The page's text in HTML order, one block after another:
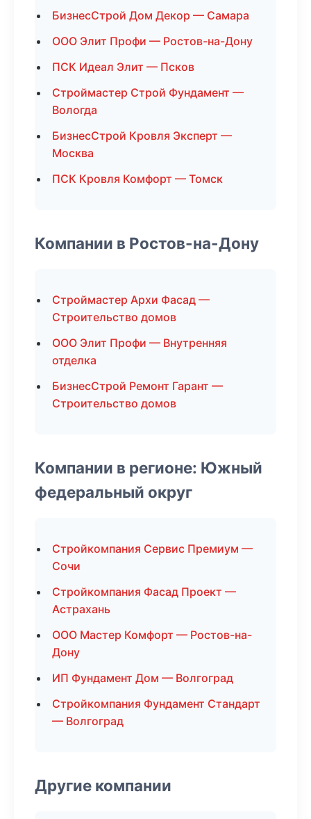
БизнесСтрой Дом Декор — Самара
ООО Элит Профи — Ростов-на-Дону
ПСК Идеал Элит — Псков
Строймастер Строй Фундамент —
Вологда
БизнесСтрой Кровля Эксперт —
Москва
ПСК Кровля Комфорт — Томск
Компании в Ростов-на-Дону
Строймастер Архи Фасад —
Строительство домов
ООО Элит Профи — Внутренняя
отделка
БизнесСтрой Ремонт Гарант —
Строительство домов
Компании в регионе: Южный
федеральный округ
Стройкомпания Сервис Премиум —
Сочи
Стройкомпания Фасад Проект —
Астрахань
ООО Мастер Комфорт — Ростов-на-
Дону
ИП Фундамент Дом — Волгоград
Стройкомпания Фундамент Стандарт
— Волгоград
Другие компании